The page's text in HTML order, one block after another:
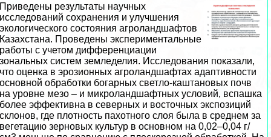
Приведены результаты научных
исследований сохранения и улучшения
экологического состояния агроландшафтов
Казахстана. Проведены экспериментальные
работы с учетом дифференциации
зональных систем земледелия. Исследования показали,
что оценка в эрозионных агроландшафтах адаптивности
основной обработки богарных светло-каштановых почв
на уровне мезо – и микроландшафтных условий, вспашка
более эффективна в северных и восточных экспозиций
склонов, где плотность пахотного слоя была в среднем за
вегетацию зерновых культур в основном на 0,02–0,04 г/